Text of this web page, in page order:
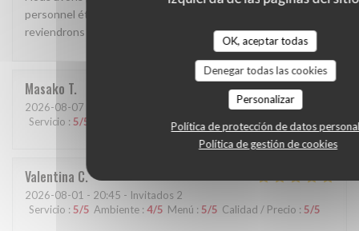
OK, aceptar todas
Denegar todas las cookies
Personalizar
Política de protección de datos
Política de gestión de cookies
personnel était très agréable et les plats délicieux. Nous
reviendrons avec plaisir Merci
Masako T
2026-08-07
Servicio : 5/5 Menú: /5 Calidad / Precio 5
Valentina C
2026-08-01 - 20:45 - Invitados 2
Servicio : 5/5 Ambiente : 4/5 Menú : 5/5 Calidad / Precio : 5/5